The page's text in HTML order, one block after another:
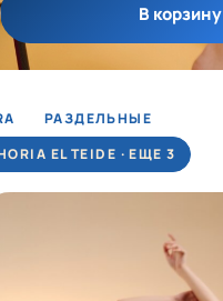
В корзину
РАЗДЕЛЬНЫЕ
EL TEIDE · ЕЩЕ 3